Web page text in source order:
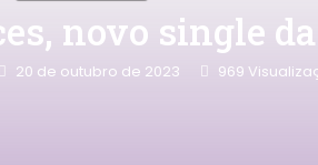
novo single
20 de outubro de 2023 969